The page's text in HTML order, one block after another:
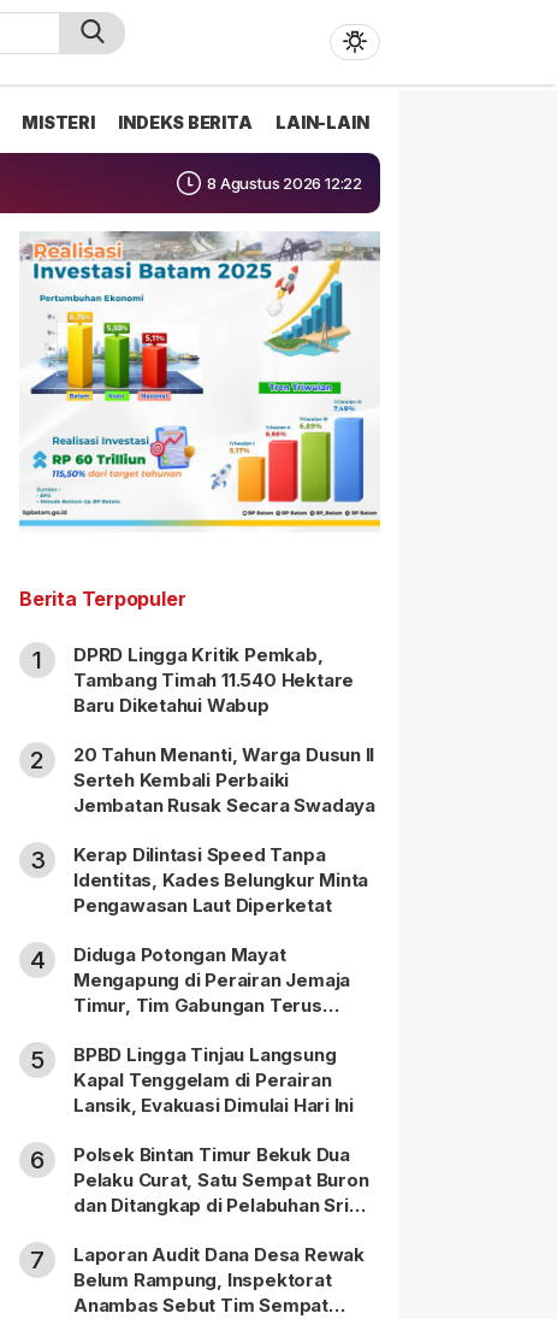
MISTERI INDEKS BERITA LAIN-LAIN
8 Agustus 2026 12:22
Berita Terpopuler
1
DPRD Lingga Kritik Pemkab,
Tambang Timah 11.540 Hektare
Baru Diketahui Wabup
2
20 Tahun Menanti, Warga Dusun II
Serteh Kembali Perbaiki
Jembatan Rusak Secara Swadaya
3
Kerap Dilintasi Speed Tanpa
Identitas, Kades Belungkur Minta
Pengawasan Laut Diperketat
4
Diduga Potongan Mayat
Mengapung di Perairan Jemaja
Timur, Tim Gabungan Terus
5
BPBD Lingga Tinjau Langsung
Kapal Tenggelam di Perairan
Lansik, Evakuasi Dimulai Hari Ini
6
Polsek Bintan Timur Bekuk Dua
Pelaku Curat, Satu Sempat Buron
dan Ditangkap di Pelabuhan Sri
7
Laporan Audit Dana Desa Rewak
Belum Rampung, Inspektorat
Anambas Sebut Tim Sempat